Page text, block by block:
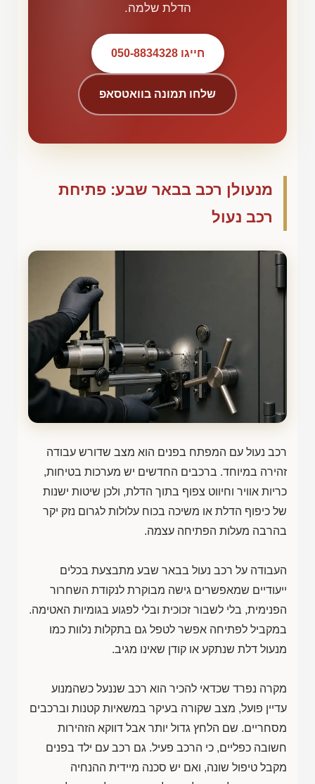
הדלת שלמה.
חייגו 050-8834328
שלחו תמונה בוואטסאפ
מנעולן רכב בבאר שבע: פתיחת
רכב נעול
רכב נעול עם המפתח בפנים הוא מצב שדורש עבודה
זהירה במיוחד. ברכבים החדשים יש מערכות בטיחות,
כריות אוויר וחיווט צפוף בתוך הדלת, ולכן שיטות ישנות
של כיפוף הדלת או משיכה בכוח עלולות לגרום נזק יקר
בהרבה מעלות הפתיחה עצמה.
העבודה על רכב נעול בבאר שבע מתבצעת בכלים
ייעודיים שמאפשרים גישה מבוקרת לנקודת השחרור
הפנימית, בלי לשבור זכוכית ובלי לפגוע בגומיות האטימה.
במקביל לפתיחה אפשר לטפל גם בתקלות נלוות כמו
מנעול דלת שנתקע או קודן שאינו מגיב.
מקרה נפרד שכדאי להכיר הוא רכב שננעל כשהמנוע
עדיין פועל, מצב שקורה בעיקר במשאיות קטנות וברכבים
מסחריים. שם הלחץ גדול יותר אבל דווקא הזהירות
חשובה כפליים, כי הרכב פעיל. גם רכב עם ילד בפנים
מקבל טיפול שונה, ואם יש סכנה מיידית ההנחיה